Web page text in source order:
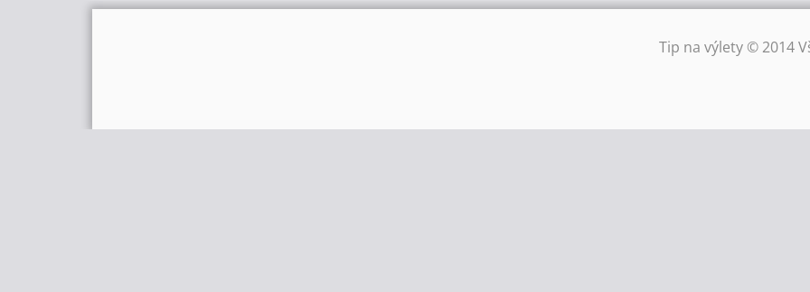
Tip na výlety © 2014